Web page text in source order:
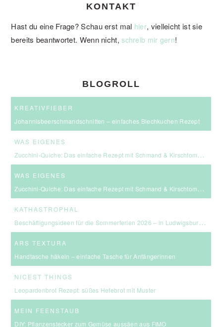
KONTAKT
Hast du eine Frage? Schau erst mal hier, vielleicht ist sie
bereits beantwortet. Wenn nicht,schreib mir gern!
BLOGROLL
KREATIVFIEBER
Johannisbeerschmandschnitten – einfaches Blechkuchen Rezept
WAS EIGENES
Zucchini-Quiche: Das einfache Rezept mit Schmand & Kirschtomaten
WAS EIGENES
Zucchini-Quiche: Das einfache Rezept mit Schmand & Kirschtomaten
KATHASTROPHAL
Beschäftigungsideen für die Sommerferien 2026 – in Ludwigsburg, Stuttgart & Umgebung
ARS TEXTURA
Handtasche häkeln – einfache Tasche für Anfängerinnen
NICEST THINGS
Leopardenbrot Rezept: süßes Hefebrot mit Muster
MEIN FEENSTAUB
DIY: Pflanzenstecker zum Gemüse aussäen aus FIMO